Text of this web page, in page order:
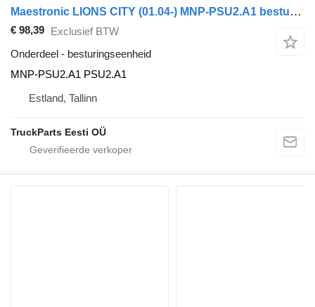
Maestronic LIONS CITY (01.04-) MNP-PSU2.A1 besturingseenheid voor MAN bus
€ 98,39 Exclusief BTW
Onderdeel - besturingseenheid
MNP-PSU2.A1 PSU2.A1
Estland, Tallinn
TruckParts Eesti OÜ